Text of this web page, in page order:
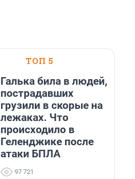
ТОП 5
Галька била в людей,
пострадавших
грузили в скорые на
лежаках. Что
происходило в
Геленджике после
атаки БПЛА
97 721